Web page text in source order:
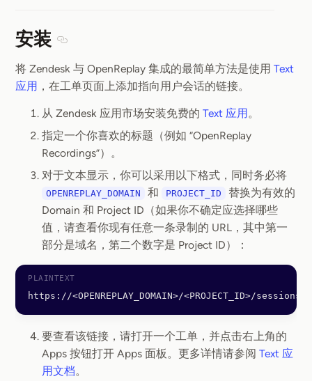
安装
将 Zendesk 与 OpenReplay 集成的最简单方法是使用 Text
应用 ，在工单页面上添加指向用户会话的链接。
从 Zendesk 应用市场安装免费的 Text 应用。
指定一个你喜欢的标题（例如 “OpenReplay
Recordings”）。
对于文本显示，你可以采用以下格式，同时务必将
OPENREPLAY_DOMAIN 和 PROJECT_ID
替换为有效的
Domain 和 Project ID（如果你不确定应选择哪些
值，请查看你现有任意一条录制的 URL，其中第一
部分是域名，第二个数字是 Project ID）：
https://<OPENREPLAY_DOMAIN>/<PROJECT_ID>/
要查看该链接，请打开一个工单，并点击右上角的
Apps 按钮打开 Apps 面板。更多详情请参阅 Text 应
用文档。